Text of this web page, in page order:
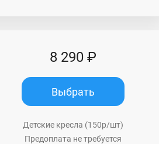
8 290 ₽
Выбрать
Детские кресла (150р/шт)
Предоплата не требуется